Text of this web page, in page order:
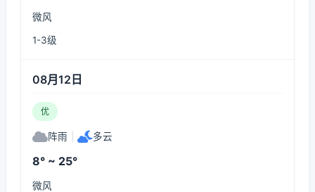
微风
1-3级
08月12日
优
阵雨 多云
8° ~ 25°
微风